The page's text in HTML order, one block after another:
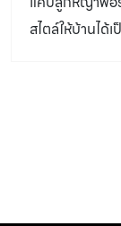
สไตล์ให้บ้านได้